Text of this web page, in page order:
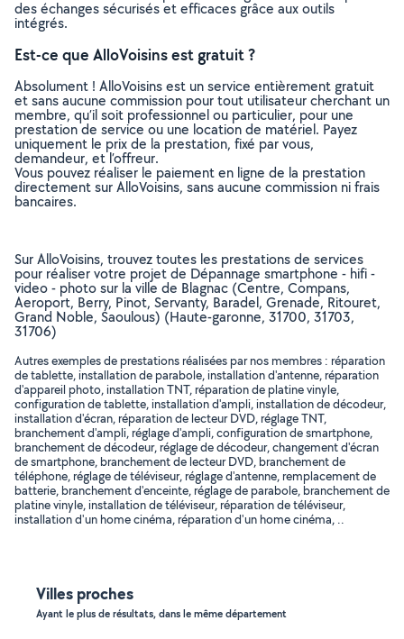
des échanges sécurisés et efficaces grâce aux outils
intégrés.
Est-ce que AlloVoisins est gratuit ?
Absolument ! AlloVoisins est un service entièrement gratuit
et sans aucune commission pour tout utilisateur cherchant un
membre, qu’il soit professionnel ou particulier, pour une
prestation de service ou une location de matériel. Payez
uniquement le prix de la prestation, fixé par vous,
demandeur, et l’offreur.
Vous pouvez réaliser le paiement en ligne de la prestation
directement sur AlloVoisins, sans aucune commission ni frais
bancaires.
Sur AlloVoisins, trouvez toutes les prestations de services
pour réaliser votre projet de Dépannage smartphone - hifi -
video - photo sur la ville de Blagnac (Centre, Compans,
Aeroport, Berry, Pinot, Servanty, Baradel, Grenade, Ritouret,
Grand Noble, Saoulous) (Haute-garonne, 31700, 31703,
31706)
Autres exemples de prestations réalisées par nos membres : réparation
de tablette, installation de parabole, installation d'antenne, réparation
d'appareil photo, installation TNT, réparation de platine vinyle,
configuration de tablette, installation d'ampli, installation de décodeur,
installation d'écran, réparation de lecteur DVD, réglage TNT,
branchement d'ampli, réglage d'ampli, configuration de smartphone,
branchement de décodeur, réglage de décodeur, changement d'écran
de smartphone, branchement de lecteur DVD, branchement de
téléphone, réglage de téléviseur, réglage d'antenne, remplacement de
batterie, branchement d'enceinte, réglage de parabole, branchement de
platine vinyle, installation de téléviseur, réparation de téléviseur,
installation d'un home cinéma, réparation d'un home cinéma, ..
Villes proches
Ayant le plus de résultats, dans le même département